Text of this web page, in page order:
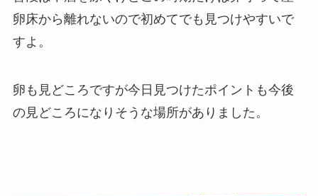
卵床から離れないので初めてでも見つけやすいで
すよ。
卵も見どころですが今日見つけたポイントも今後
の見どころになりそうな場所がありました。